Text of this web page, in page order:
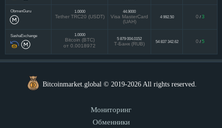
ObmenGuru 1.0000
Tether TRC20 (USDT)
44.9000
Visa MasterCard
(UAH)
4 992.50 0 / 3
SashaExchange 1.0000
Bitcoin (BTC)
от 0.0018972
5 879 004.0152
Т-Банк (RUB) 54 837 342.62 0 / 5
Bitcoinmarket.global © 2019-2026 All rights reserved.
Мониторинг
Обменники